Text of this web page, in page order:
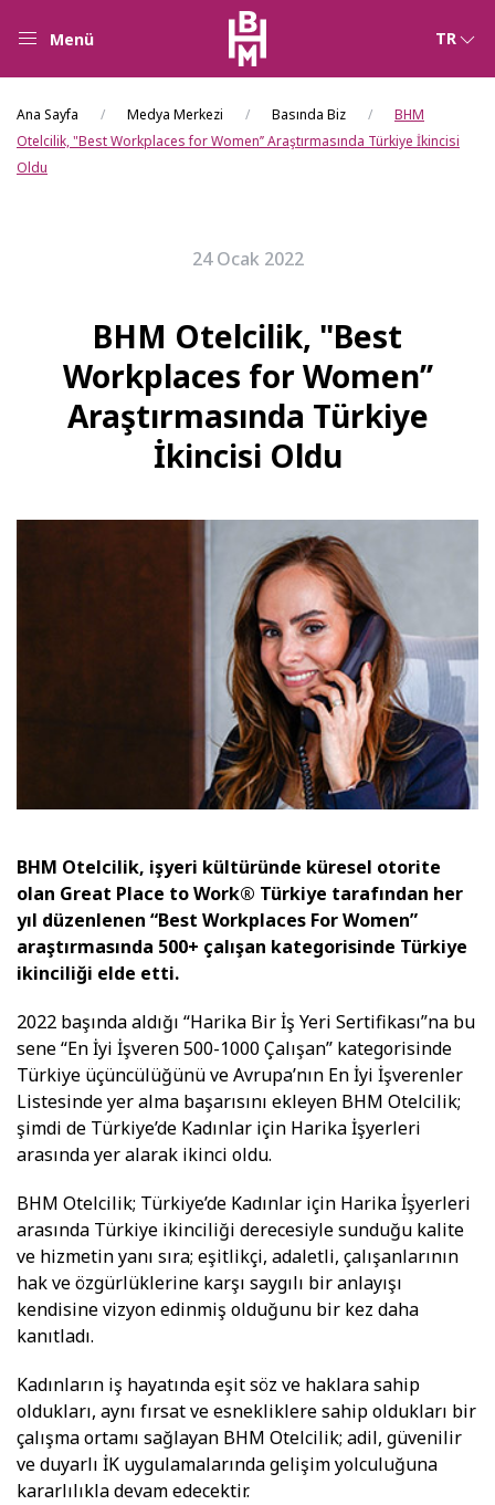
Menü TR
Ana Sayfa Medya Merkezi Basında Biz
BHM
Otelcilik, "Best Workplaces for Women’’ Araştırmasında Türkiye İkincisi
Oldu
24 Ocak 2022
BHM Otelcilik, "Best
Workplaces for Women’’
Araştırmasında Türkiye
İkincisi Oldu
BHM Otelcilik, işyeri kültüründe küresel otorite
olan Great Place to Work® Türkiye tarafından her
yıl düzenlenen “Best Workplaces For Women”
araştırmasında 500+ çalışan kategorisinde Türkiye
ikinciliği elde etti.
2022 başında aldığı “Harika Bir İş Yeri Sertifikası”na bu
sene “En İyi İşveren 500-1000 Çalışan’’ kategorisinde
Türkiye üçüncülüğünü ve Avrupa’nın En İyi İşverenler
Listesinde yer alma başarısını ekleyen BHM Otelcilik;
şimdi de Türkiye’de Kadınlar için Harika İşyerleri
arasında yer alarak ikinci oldu.
BHM Otelcilik; Türkiye’de Kadınlar için Harika İşyerleri
arasında Türkiye ikinciliği derecesiyle sunduğu kalite
ve hizmetin yanı sıra; eşitlikçi, adaletli, çalışanlarının
hak ve özgürlüklerine karşı saygılı bir anlayışı
kendisine vizyon edinmiş olduğunu bir kez daha
kanıtladı.
Kadınların iş hayatında eşit söz ve haklara sahip
oldukları, aynı fırsat ve esnekliklere sahip oldukları bir
çalışma ortamı sağlayan BHM Otelcilik; adil, güvenilir
ve duyarlı İK uygulamalarında gelişim yolculuğuna
kararlılıkla devam edecektir.